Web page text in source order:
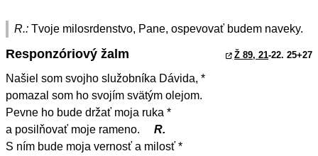
R.: Tvoje milosrdenstvo, Pane, ospevovať budem naveky.
Responzóriový žalm Ž 89, 21-22. 25+27
Našiel som svojho služobníka Dávida, *
pomazal som ho svojím svätým olejom.
Pevne ho bude držať moja ruka *
a posilňovať moje rameno.
R.
S ním bude moja vernosť a milosť *